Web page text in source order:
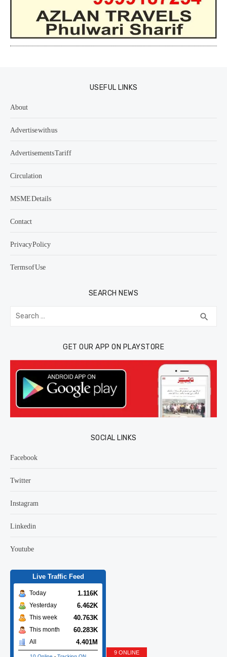
USEFUL LINKS
About
Advertise with us
Advertisements Tariff
Circulation
MSME Details
Contact
Privacy Policy
Terms of Use
SEARCH NEWS
Search
for: search
GET OUR APP ON PLAYSTORE
SOCIAL LINKS
Facebook
Twitter
Instagram
Linkedin
Youtube
Live Traffic Feed
Today 1.116K
Yesterday 6.462K
This week 40.763K
This month 60.283K
All 4.401M
9 ONLINE